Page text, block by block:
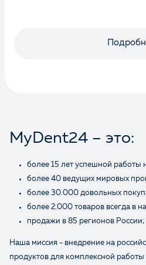
MyDent24 – это:
более 15 лет успешной работы
более 40 ведущих мировых
более 30.000 довольных
более 2.000 товаров всегда в
продажи в 85 регионов России;
Наша миссия - внедрение на
продуктов для комплексной работы